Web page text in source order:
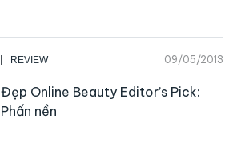
REVIEW 09/05/2013
Đẹp Online Beauty Editor’s Pick:
Phấn nền